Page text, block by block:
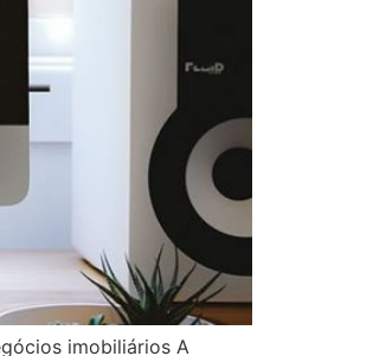
imobiliários A